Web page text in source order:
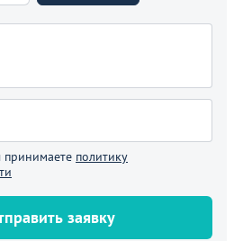
принимаете политику
заявку